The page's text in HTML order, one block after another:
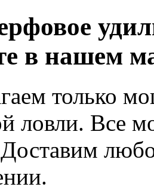
в нашем
только
ловли. Все